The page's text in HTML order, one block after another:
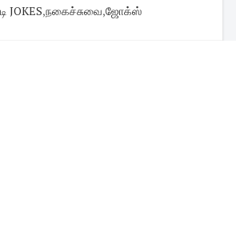
JOKES,நகைச்சுவை,ஜோக்ஸ்